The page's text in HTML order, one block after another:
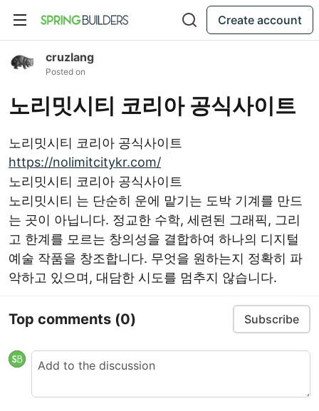
Create account
cruzlang
Posted on
노리밋시티 코리아 공식사이트
노리밋시티 코리아 공식사이트
https://nolimitcitykr.com/
노리밋시티 코리아 공식사이트
노리밋시티 는 단순히 운에 맡기는 도박 기계를 만드
는 곳이 아닙니다. 정교한 수학, 세련된 그래픽, 그리
고 한계를 모르는 창의성을 결합하여 하나의 디지털
예술 작품을 창조합니다. 무엇을 원하는지 정확히 파
악하고 있으며, 대담한 시도를 멈추지 않습니다.
Top comments (0) Subscribe